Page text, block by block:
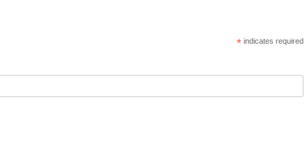
* indicates required